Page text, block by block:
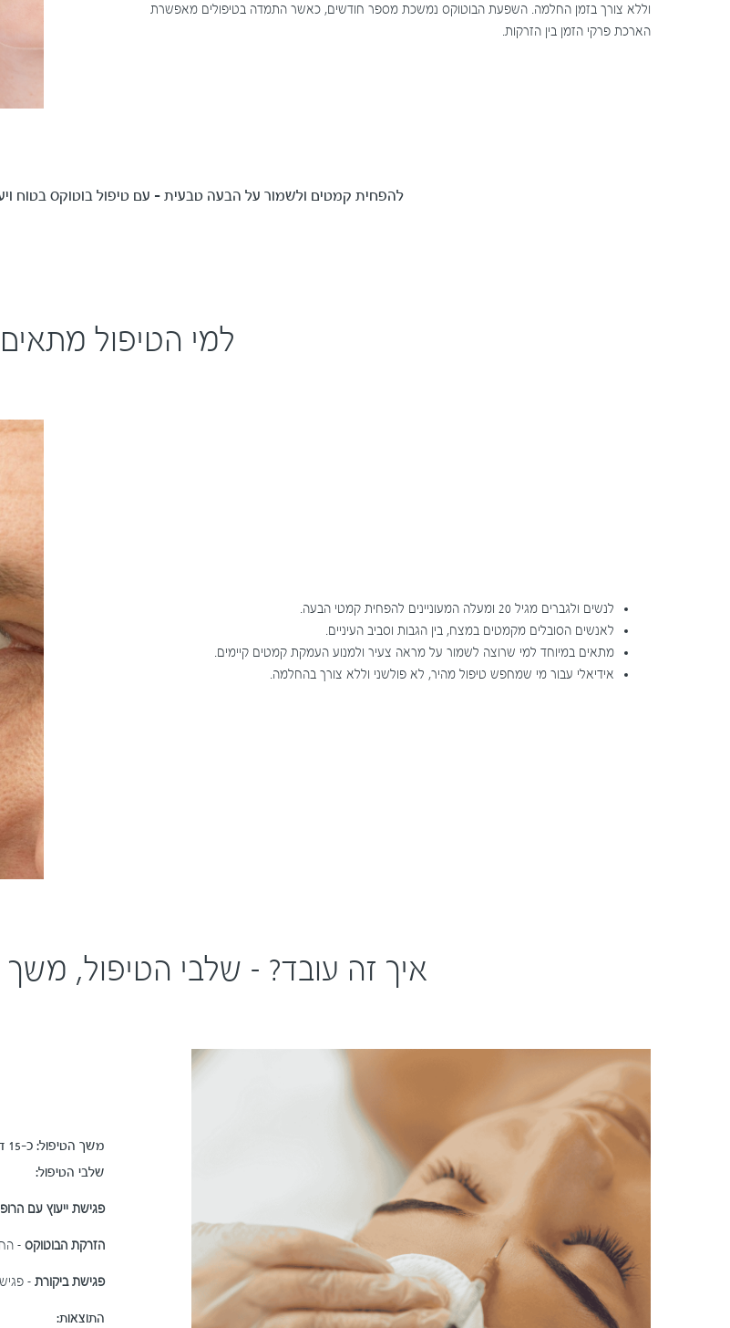
וללא צורך בזמן החלמה. השפעת הבוטוקס נמשכת מספר חודשים, כאשר התמדה בטיפולים מאפשרת
הארכת פרקי הזמן בין הזרקות.
להפחית קמטים ולשמור על הבעה טבעית – עם טיפול בוטוקס בטוח
למי הטיפול מתאים
לנשים ולגברים מגיל 20 ומעלה המעוניינים להפחית קמטי הבעה.
לאנשים הסובלים מקמטים במצח, בין הגבות וסביב העיניים.
מתאים במיוחד למי שרוצה לשמור על מראה צעיר ולמנוע העמקת קמטים קיימים.
אידיאלי עבור מי שמחפש טיפול מהיר, לא פולשני וללא צורך בהחלמה.
איך זה עובד? – שלבי הטיפול, משך
משך הטיפול: כ-15 דקות.
שלבי הטיפול:
פגישת ייעוץ עם
הזרקת הבוטוקס –
פגישת ביקורת –
התוצאות: